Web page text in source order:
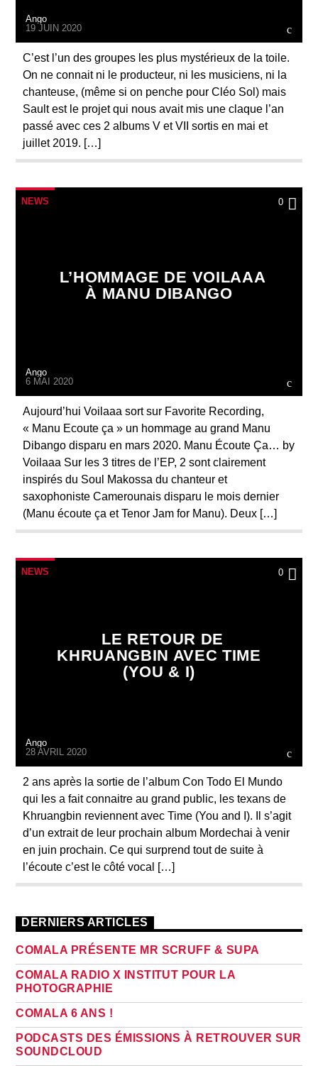
Ango
19 JUIN 2020
C’est l’un des groupes les plus mystérieux de la toile.
On ne connait ni le producteur, ni les musiciens, ni la
chanteuse, (même si on penche pour Cléo Sol) mais
Sault est le projet qui nous avait mis une claque l’an
passé avec ces 2 albums V et VII sortis en mai et
juillet 2019. […]
NEWS 0
L’HOMMAGE DE VOILAAA
À MANU DIBANGO
Ango
6 MAI 2020
Aujourd’hui Voilaaa sort sur Favorite Recording,
« Manu Ecoute ça » un hommage au grand Manu
Dibango disparu en mars 2020. Manu Écoute Ça… by
Voilaaa Sur les 3 titres de l’EP, 2 sont clairement
inspirés du Soul Makossa du chanteur et
saxophoniste Camerounais disparu le mois dernier
(Manu écoute ça et Tenor Jam for Manu). Deux […]
NEWS 0
LE RETOUR DE
KHRUANGBIN AVEC TIME
(YOU & I)
Ango
28 AVRIL 2020
2 ans après la sortie de l’album Con Todo El Mundo
qui les a fait connaitre au grand public, les texans de
Khruangbin reviennent avec Time (You and I). Il s’agit
d’un extrait de leur prochain album Mordechai à venir
en juin prochain. Ce qui surprend tout de suite à
l’écoute c’est le côté vocal […]
DERNIERS ARTICLES
COMALA PRÉSENTE MR SCRUFF & SUPA
COMALA RADIO X INSTITUT POUR LA
PHOTOGRAPHIE
COMALA 6 ANS !
PODCASTS DES ÉMISSIONS À RETROUVER SUR
SOUNDCLOUD